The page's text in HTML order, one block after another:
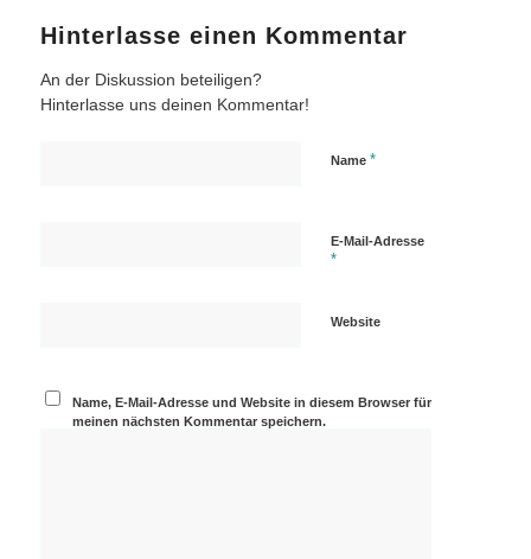
Hinterlasse einen Kommentar
An der Diskussion beteiligen?
Hinterlasse uns deinen Kommentar!
Name *
E-Mail-Adresse
*
Website
Name, E-Mail-Adresse und Website in diesem Browser für
meinen nächsten Kommentar speichern.